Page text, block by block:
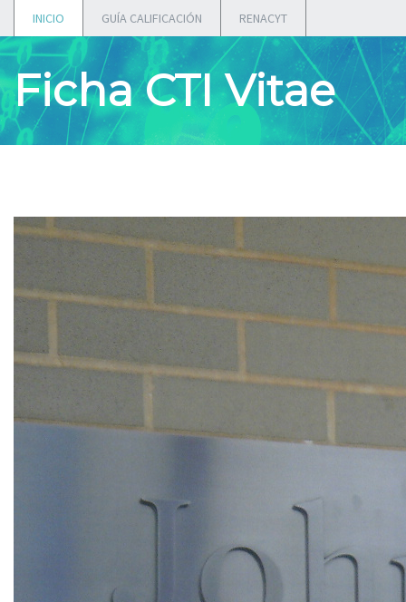
INICIO GUÍA CALIFICACIÓN RENACYT
Ficha CTI Vitae